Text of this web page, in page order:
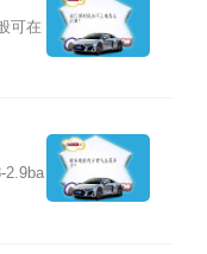
可在
2.9ba